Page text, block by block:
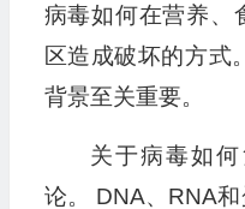
病毒如何在营养、
区造成破坏的方式
背景至关重要。
关于病毒如
论。 DNA、RNA